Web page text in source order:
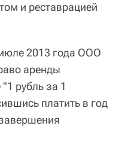
и реставрацией
2013 года ООО
аренды
рубль за 1
платить в год